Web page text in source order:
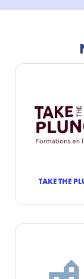
TAKE THE